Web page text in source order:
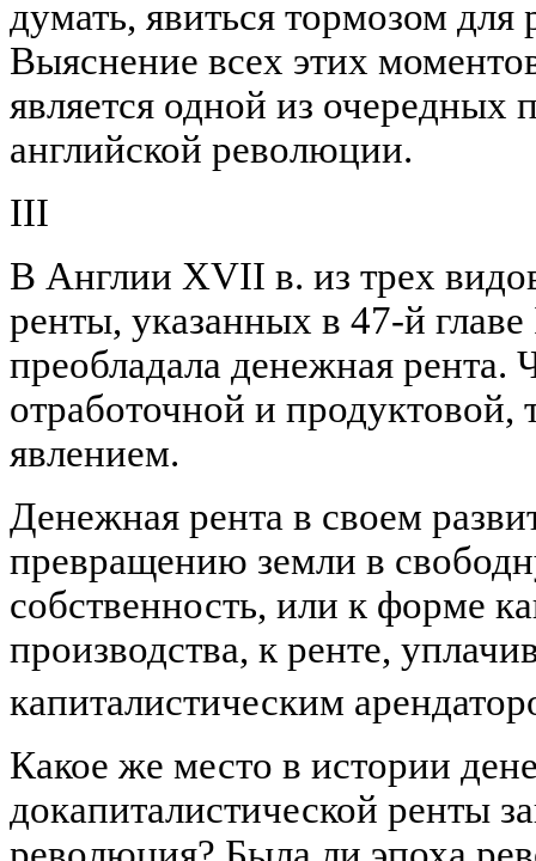
думать, явиться тормозом
Выяснение всех этих
является одной из очередных
английской революции.
III
В Англии XVII в. из трех
ренты, указанных в 47-й
преобладала денежная рента.
отработочной и
явлением.
Денежная рента в своем
превращению земли в
собственность, или к форме
производства, к ренте,
капиталистическим
Какое же место в истории
докапиталистической ренты